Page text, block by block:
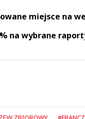
miejsce na
na wybrane